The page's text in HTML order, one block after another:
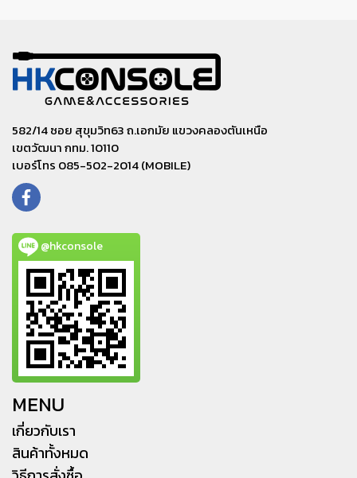
582/14 ซอย สุขุมวิท63 ถ.เอกมัย แขวงคลองตันเหนือ
เขตวัฒนา กทม. 10110
เบอร์โทร 085-502-2014 (MOBILE)
@hkconsole
MENU
เกี่ยวกับเรา
สินค้าทั้งหมด